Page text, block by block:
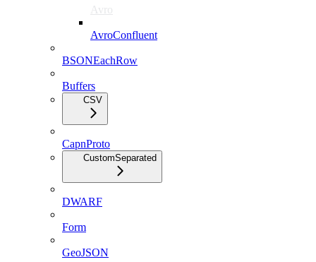
Avro
AvroConfluent
BSONEachRow
Buffers
CSV
CapnProto
CustomSeparated
DWARF
Form
GeoJSON